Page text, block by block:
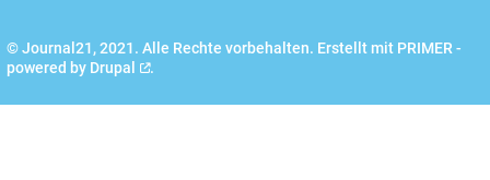
© Journal21, 2021. Alle Rechte vorbehalten. Erstellt mit PRIMER -
powered by Drupal .